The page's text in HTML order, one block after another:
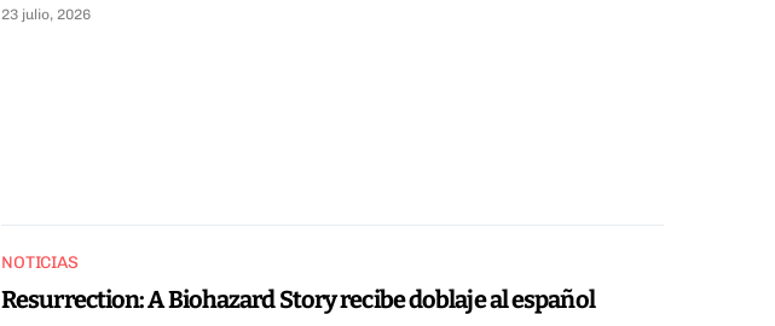
23 julio, 2026
NOTICIAS
Resurrection: A Biohazard Story recibe doblaje al español